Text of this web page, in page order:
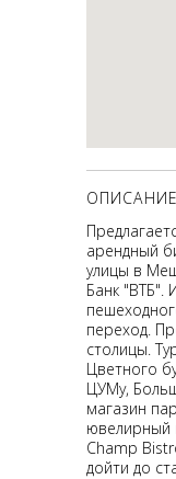
ОПИСАНИЕ
арендный
улицы в
Банк "ВТБ".
переход.
столицы.
Цветного
ЦУМу,
магазин
ювелирный
Champ
дойти до